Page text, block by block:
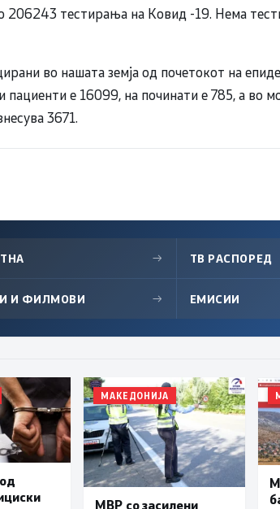
206243 тестирања на Ковид -19. Нема
во нашата земја од почетокот на
пациенти е 16099, на починати е 785, а во
3671.
→ ТВ РАСПОРЕД
И ФИЛМОВИ → ЕМИСИИ
МАКЕДОНИЈА
МВР со засилени